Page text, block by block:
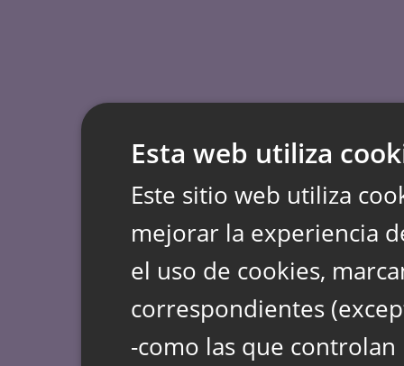
Esta web utiliza
Este sitio web utiliza
mejorar la experiencia
el uso de cookies,
correspondientes
-como las que